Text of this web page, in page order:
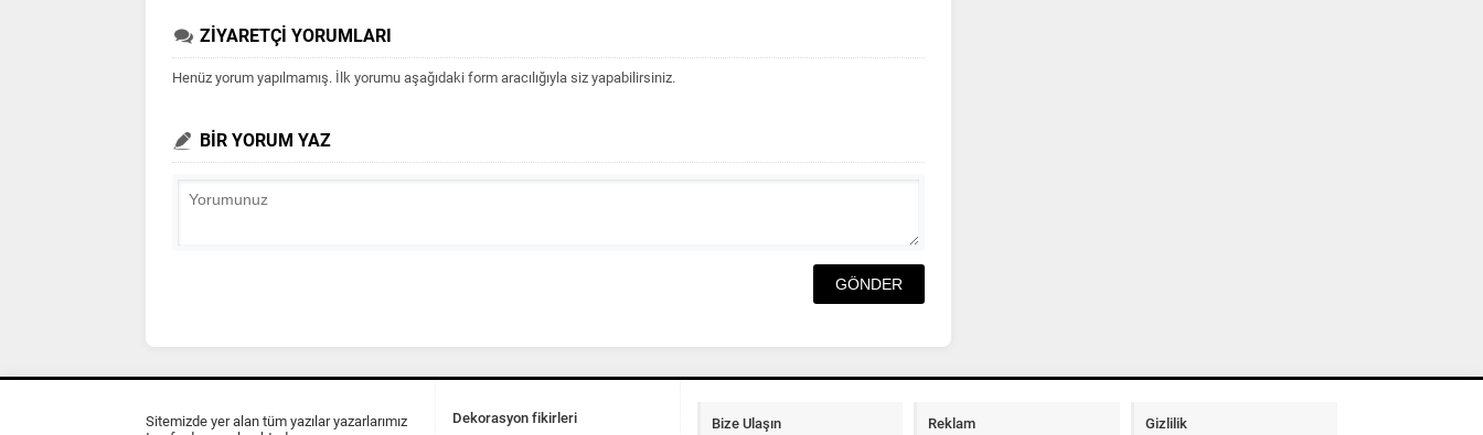
ZİYARETÇİ YORUMLARI
Henüz yorum yapılmamış. İlk yorumu aşağıdaki form aracılığıyla siz yapabilirsiniz.
BİR YORUM YAZ
Sitemizde yer alan tüm yazılar yazarlarımız
Dekorasyon fikirleri Bize Ulaşın Reklam Gizlilik